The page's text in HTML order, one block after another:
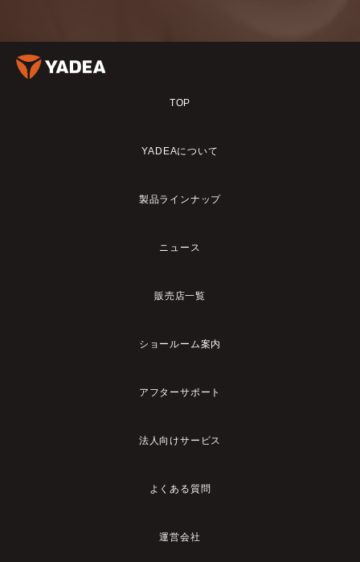
TOP
YADEAについて
製品ラインナップ
ニュース
販売店一覧
ショールーム案内
アフターサポート
法人向けサービス
よくある質問
運営会社